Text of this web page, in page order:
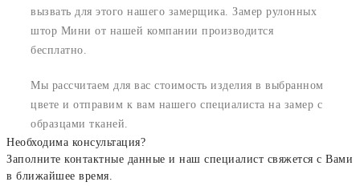
вызвать для этого нашего замерщика. Замер рулонных
штор Мини от нашей компании производится
бесплатно.
Мы рассчитаем для вас стоимость изделия в выбранном
цвете и отправим к вам нашего специалиста на замер с
образцами тканей.
Необходима консультация?
Заполните контактные данные и наш специалист свяжется с Вами
в ближайшее время.